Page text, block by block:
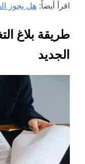
اقرأ أيضاً: هل يجوز
طريقة بلاغ
الجديد